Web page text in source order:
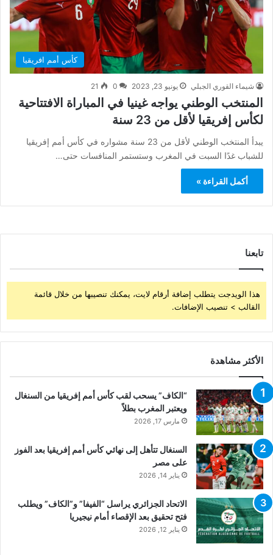
كأس أمم افريقيا
شيماء القوري الجبلي يونيو 23, 2023 0
21
المنتخب الوطني يواجه غينيا في المباراة الافتتاحية
لكأس إفريقيا لأقل من 23 سنة
يبدأ المنتخب الوطني لأقل من 23 سنة مشواره في كأس أمم إفريقيا
للشباب غدًا السبت في المغرب وستستمر المنافسات حتى…
أكمل القراءة »
تابعنا
هذا الويدجت يتطلب إضافة أرقام لايت، يمكنك تنصيبها من خلال قائمة
القالب > تنصيب الإضافات.
الأكثر مشاهدة
“الكاف” يسحب لقب كأس أمم إفريقيا من السنغال
ويعتبر المغرب بطلاً
مارس 17, 2026
السنغال تتأهل إلى نهائي كأس أمم إفريقيا بعد الفوز
على مصر
يناير 14, 2026
الاتحاد الجزائري يراسل “الفيفا” و”الكاف” ويطلب
فتح تحقيق بعد الإقصاء أمام نيجيريا
يناير 12, 2026